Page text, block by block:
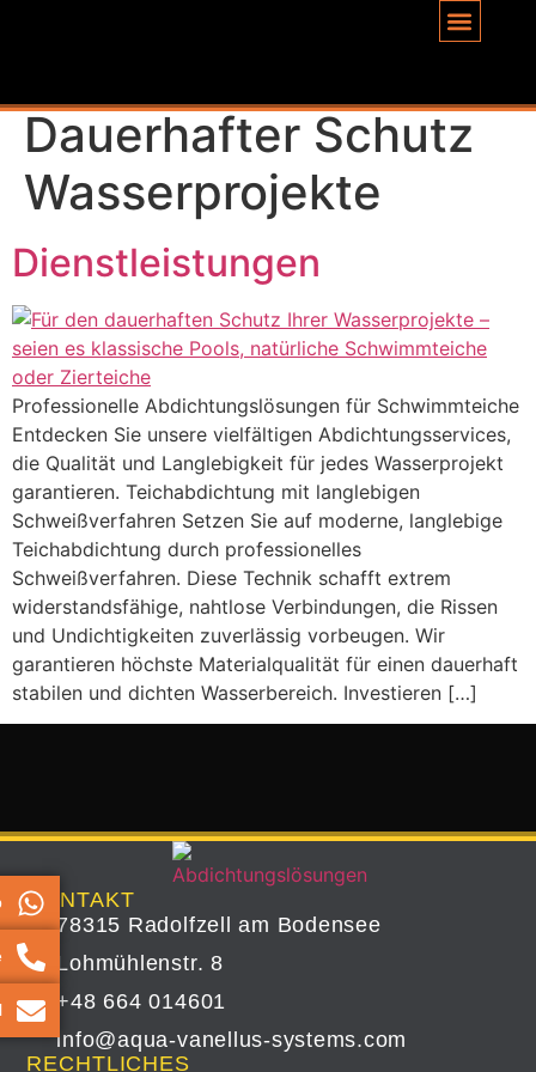
Dauerhafter Schutz
Wasserprojekte
Dienstleistungen
Professionelle Abdichtungslösungen für Schwimmteiche
Entdecken Sie unsere vielfältigen Abdichtungsservices,
die Qualität und Langlebigkeit für jedes Wasserprojekt
garantieren. Teichabdichtung mit langlebigen
Schweißverfahren Setzen Sie auf moderne, langlebige
Teichabdichtung durch professionelles
Schweißverfahren. Diese Technik schafft extrem
widerstandsfähige, nahtlose Verbindungen, die Rissen
und Undichtigkeiten zuverlässig vorbeugen. Wir
garantieren höchste Materialqualität für einen dauerhaft
stabilen und dichten Wasserbereich. Investieren […]
KONTAKT
78315 Radolfzell am Bodensee
Lohmühlenstr. 8
+48 664 014601
info@aqua-vanellus-systems.com
RECHTLICHES